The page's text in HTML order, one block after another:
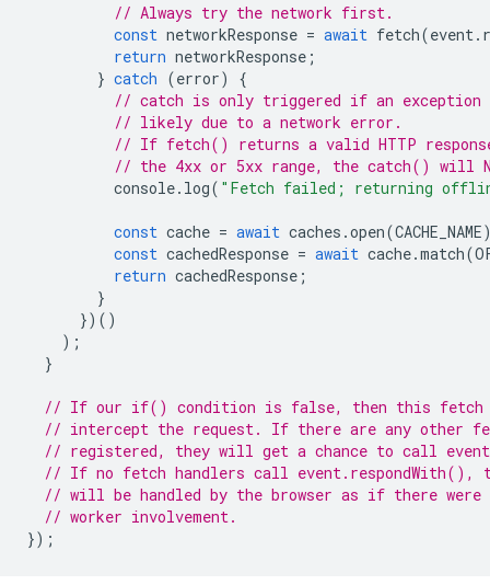
// Always try the network first.
const networkResponse = await fetch(event .
return networkResponse ;
} catch (error)
{
// catch is only triggered if an exception
// likely due to a network error.
// If fetch() returns a valid HTTP
// the 4xx or 5xx range, the catch() will
console. log( "Fetch failed; returning
const cache = await caches .open(CACHE_NAME
const cachedResponse = await cache.match(
return cachedResponse ;
}
})()
);
}
// If our if() condition is false, then this fetch
// intercept the request. If there are any other
// registered, they will get a chance to call
// If no fetch handlers call event.respondWith(),
// will be handled by the browser as if there were
// worker involvement.
});